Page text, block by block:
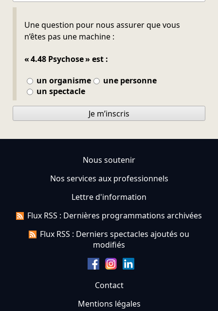
Une question pour nous assurer que vous
n’êtes pas une machine :
« 4.48 Psychose » est :
un organisme
une personne
un spectacle
Ne pas remplir
Je m’inscris
Nous soutenir
Nos services aux professionnels
Lettre d'information
Flux RSS : Dernières programmations archivées
Flux RSS : Derniers spectacles ajoutés ou
modifiés
Contact
Mentions légales